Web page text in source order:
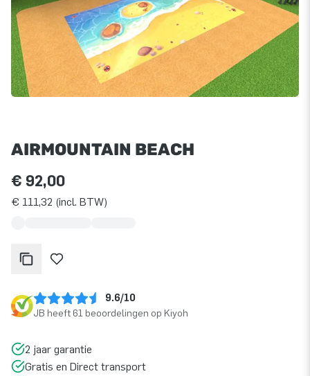
AIRMOUNTAIN BEACH
€ 92,00
€ 111,32 (incl. BTW)
9.6/10
JB heeft 61 beoordelingen op Kiyoh
2 jaar garantie
Gratis en Direct transport